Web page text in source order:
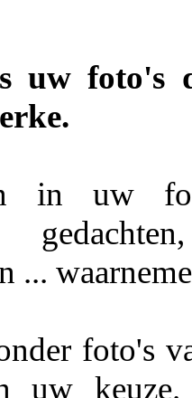
uw foto's
in uw
...
foto's
uw